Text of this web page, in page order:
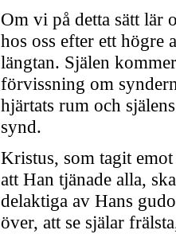
Om vi på detta sätt lär
hos oss efter ett högre
längtan. Själen
förvissning om
hjärtats rum och
synd.
Kristus, som tagit
att Han tjänade alla,
delaktiga av Hans
över, att se själar